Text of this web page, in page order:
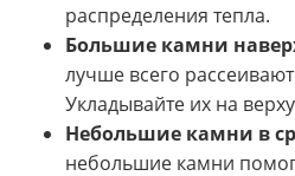
распределения тепла.
Большие камни
лучше всего
Укладывайте их на
Небольшие камни в
небольшие камни